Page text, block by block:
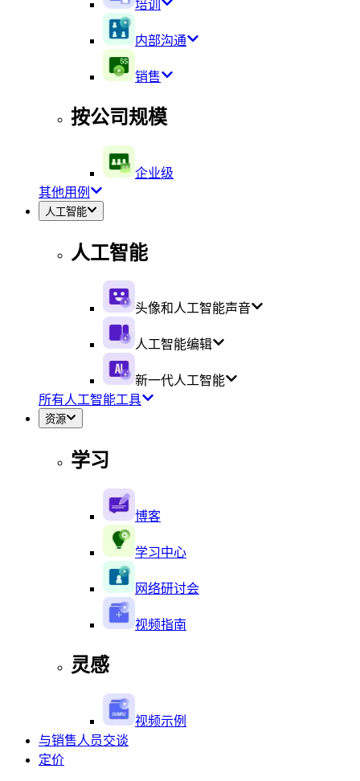
培训
内部沟通
销售
按公司规模
企业级
其他用例
人工智能
人工智能
头像和人工智能声音
人工智能编辑
新一代人工智能
所有人工智能工具
资源
学习
博客
学习中心
网络研讨会
视频指南
灵感
视频示例
与销售人员交谈
定价